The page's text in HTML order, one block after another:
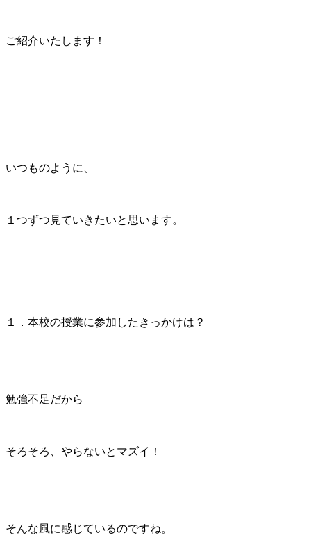
ご紹介いたします！
いつものように、
１つずつ見ていきたいと思います。
１．本校の授業に参加したきっかけは？
勉強不足だから
そろそろ、やらないとマズイ！
そんな風に感じているのですね。